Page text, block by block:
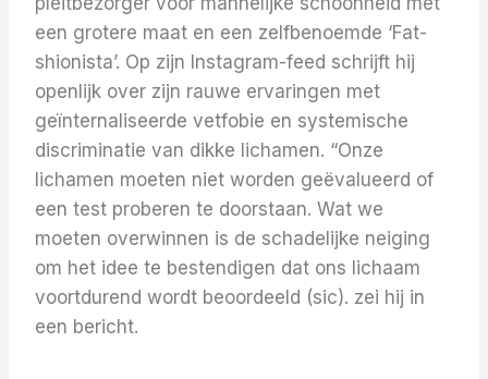
een grotere maat en een zelfbenoemde ‘Fat-
shionista’. Op zijn Instagram-feed schrijft hij
openlijk over zijn rauwe ervaringen met
geïnternaliseerde vetfobie en systemische
discriminatie van dikke lichamen. “Onze
lichamen moeten niet worden geëvalueerd of
een test proberen te doorstaan. Wat we
moeten overwinnen is de schadelijke neiging
om het idee te bestendigen dat ons lichaam
voortdurend wordt beoordeeld (sic). zei hij in
een bericht.